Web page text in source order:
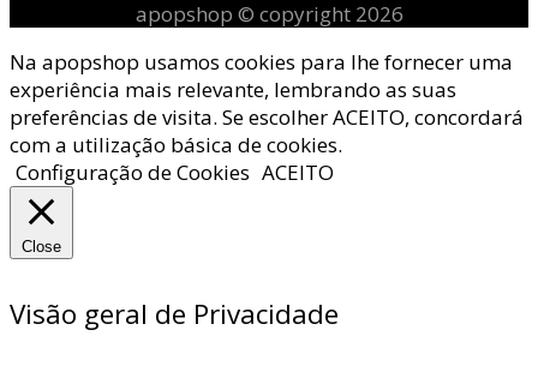
apopshop © copyright 2026
Na apopshop usamos cookies para lhe fornecer uma
experiência mais relevante, lembrando as suas
preferências de visita. Se escolher ACEITO, concordará
com a utilização básica de cookies.
Configuração de Cookies ACEITO
Close
Visão geral de Privacidade